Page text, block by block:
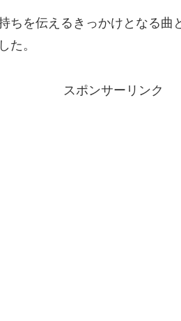
ちを伝えるきっかけとなる曲
た。
スポンサーリンク